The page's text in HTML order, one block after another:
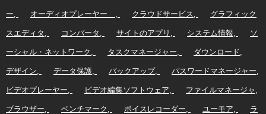
ー オーディオプレーヤー クラウドサービス グラフィック
スエディタ コンバータ サイトのアプリ システム情報 ソ
ーシャル・ネットワーク タスクマネージャー ダウンロード
デザイン データ保護 バックアップ パスワードマネージャー
ビデオプレーヤー ビデオ編集ソフトウェア ファイルマネージャ
ブラウザー ベンチマーク ボイスレコーダー ユーモア ラ